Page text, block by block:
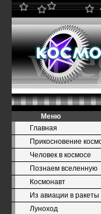
Меню
Главная
Прикосновение
Человек в космосе
Познаем вселенную
Космонавт
Из авиации в ракеты
Луноход